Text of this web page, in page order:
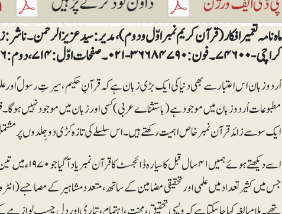
کراچی-۷۴۶۰۰۔ فون: ۳۶۶۸۴۷۹۰-۰۲۱۔ صفحات اوّل:۷۱۴، دوم:۷۴۶۔ قیمت: ۵۹۵ روپے فی جلد۔
اُردو زبان اس اعتبار سے بھی دنیا کی ایک بڑی زبان ہے کہ قرآنِ حکیم، سیرتِ رسولؐ اور
مطبوعات اُردو زبان میں موجود ہے (باستثناے عربی) کسی اور زبان میں موجود نہیں
ایک سو سے زائد قرآن نمبر خاص اہمیت رکھتے ہیں۔ اس سلسلے کی تازہ کڑی دو جِلدوں پر
اسے دیکھتے
جس میں کثیرتعداد میں علمی اور تحقیقی مضامین کے ساتھ، متعدد مشاہیر کے مصاحبے